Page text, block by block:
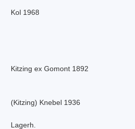
Kol 1968
Kitzing ex Gomont 1892
(Kitzing) Knebel 1936
Lagerh.